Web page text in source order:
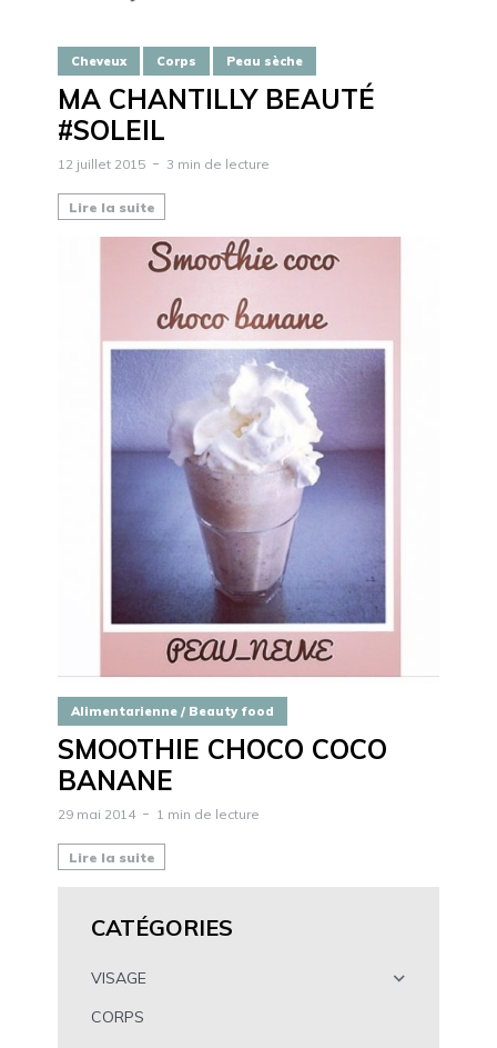
Cheveux Corps Peau sèche
MA CHANTILLY BEAUTÉ
#SOLEIL
12 juillet 2015 3 min de lecture
Lire la suite
Alimentarienne / Beauty food
SMOOTHIE CHOCO COCO
BANANE
29 mai 2014 1 min de lecture
Lire la suite
CATÉGORIES
VISAGE
CORPS